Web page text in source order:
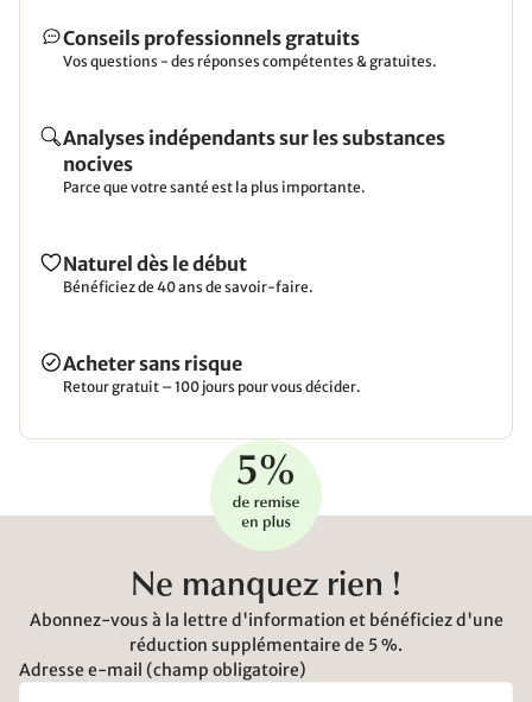
Conseils professionnels gratuits
Vos questions - des réponses compétentes & gratuites.
Analyses indépendants sur les substances
nocives
Parce que votre santé est la plus importante.
Naturel dès le début
Bénéficiez de 40 ans de savoir-faire.
Acheter sans risque
Retour gratuit – 100 jours pour vous décider.
Ne manquez rien !
Abonnez-vous à la lettre d'information et bénéficiez d'une
réduction supplémentaire de 5 %.
Adresse e-mail (champ obligatoire)